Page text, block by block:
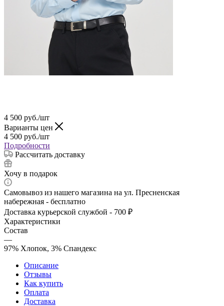
4 500 руб./шт
Варианты цен
4 500 руб./шт
Подробности
Рассчитать доставку
Хочу в подарок
Самовывоз из нашего магазина на ул. Пресненская
набережная - бесплатно
Доставка курьерской службой - 700 ₽
Характеристики
Состав
—
97% Хлопок, 3% Спандекс
Описание
Отзывы
Как купить
Оплата
Доставка